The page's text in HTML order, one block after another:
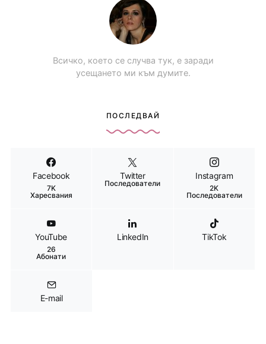
Всичко, което се случва тук, е заради
усещането ми към думите.
ПОСЛЕДВАЙ
Facebook
7K
Харесвания
Twitter
Последователи
Instagram
2K
Последователи
YouTube
26
Абонати
LinkedIn TikTok
E-mail